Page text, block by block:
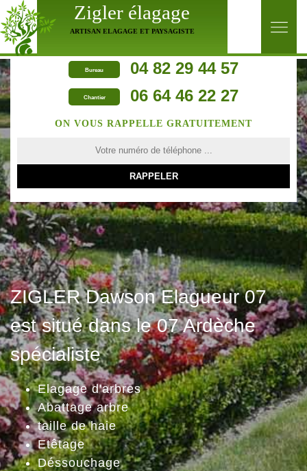
Zigler élagage
ARTISAN ELAGAGE ET PAYSAGISTE
Bureau 04 82 29 44 57
Chantier 06 64 46 22 27
ZIGLER Dawson Elagueur 07
est situé dans le 07 Ardèche
spécialiste
Elagage d'arbres
Abattage arbre
taille de haie
Etêtage
Déssouchage
ON VOUS RAPPELLE GRATUITEMENT